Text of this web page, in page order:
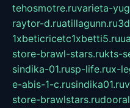
tehosmotre.ruvarieta-
raytor-d.ruatillagunn.ru
1xbeticricetc1xbetti5.ru
store-brawl-stars.rukts-
sindika-01.rusp-life.rux-
e-abis-1-c.rusindika01.ru
store-brawlstars.ru